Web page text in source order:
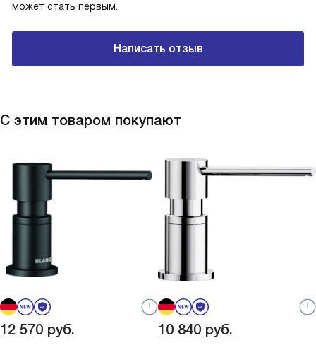
может стать первым.
Написать отзыв
С этим товаром покупают
12 570 руб. 10 840 руб.